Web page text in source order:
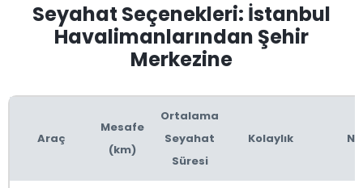
Seyahat Seçenekleri: İstanbul
Havalimanlarından Şehir
Merkezine
Araç
Mesafe
(km)
Ortalama
Seyahat
Süresi
Kolaylık